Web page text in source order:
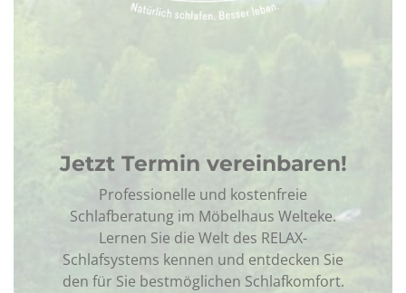
Jetzt Termin vereinbaren!
Professionelle und kostenfreie
Schlafberatung im Möbelhaus Welteke.
Lernen Sie die Welt des RELAX-
Schlafsystems kennen und entdecken Sie
den für Sie bestmöglichen Schlafkomfort.